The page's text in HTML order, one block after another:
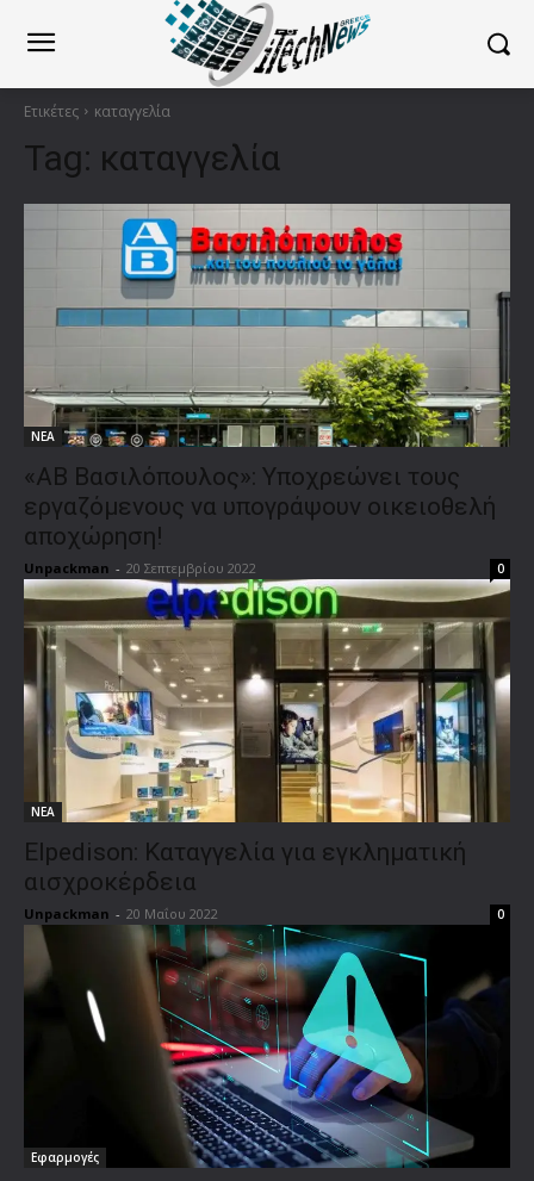
Ετικέτες καταγγελία
Tag: καταγγελία
ΝΕΑ
«ΑΒ Βασιλόπουλος»: Υποχρεώνει τους
εργαζόμενους να υπογράψουν οικειοθελή
αποχώρηση!
Unpackman - 20 Σεπτεμβρίου 2022 0
ΝΕΑ
Elpedison: Καταγγελία για εγκληματική
αισχροκέρδεια
Unpackman - 20 Μαΐου 2022 0
Εφαρμογές